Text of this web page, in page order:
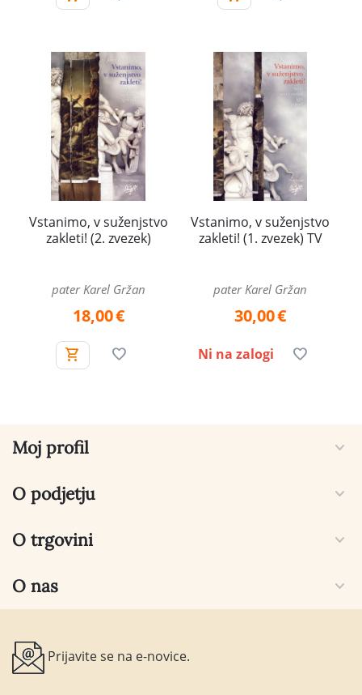
Vstanimo, v suženjstvo
zakleti! (2. zvezek)
pater Karel Gržan
18,00€
Vstanimo, v suženjstvo
zakleti! (1. zvezek) TV
pater Karel Gržan
30,00€
Ni na zalogi
Moj profil
O podjetju
O trgovini
O nas
Prijavite se na e-novice.